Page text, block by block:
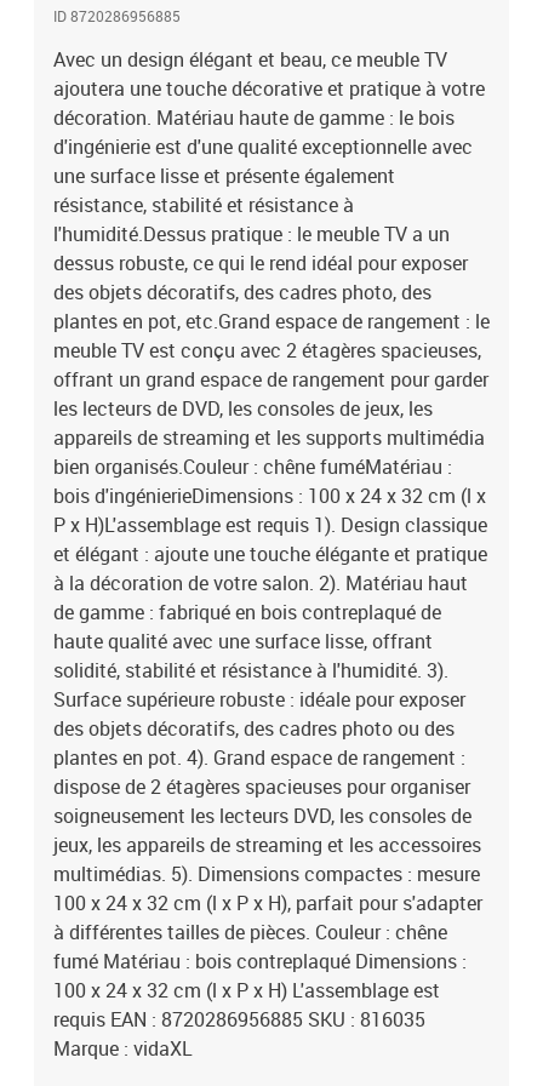
ID 8720286956885
Avec un design élégant et beau, ce meuble TV
ajoutera une touche décorative et pratique à votre
décoration. Matériau haute de gamme : le bois
d'ingénierie est d'une qualité exceptionnelle avec
une surface lisse et présente également
résistance, stabilité et résistance à
l'humidité.Dessus pratique : le meuble TV a un
dessus robuste, ce qui le rend idéal pour exposer
des objets décoratifs, des cadres photo, des
plantes en pot, etc.Grand espace de rangement : le
meuble TV est conçu avec 2 étagères spacieuses,
offrant un grand espace de rangement pour garder
les lecteurs de DVD, les consoles de jeux, les
appareils de streaming et les supports multimédia
bien organisés.Couleur : chêne fuméMatériau :
bois d'ingénierieDimensions : 100 x 24 x 32 cm (l x
P x H)L'assemblage est requis 1). Design classique
et élégant : ajoute une touche élégante et pratique
à la décoration de votre salon. 2). Matériau haut
de gamme : fabriqué en bois contreplaqué de
haute qualité avec une surface lisse, offrant
solidité, stabilité et résistance à l'humidité. 3).
Surface supérieure robuste : idéale pour exposer
des objets décoratifs, des cadres photo ou des
plantes en pot. 4). Grand espace de rangement :
dispose de 2 étagères spacieuses pour organiser
soigneusement les lecteurs DVD, les consoles de
jeux, les appareils de streaming et les accessoires
multimédias. 5). Dimensions compactes : mesure
100 x 24 x 32 cm (l x P x H), parfait pour s'adapter
à différentes tailles de pièces. Couleur : chêne
fumé Matériau : bois contreplaqué Dimensions :
100 x 24 x 32 cm (l x P x H) L'assemblage est
requis EAN : 8720286956885 SKU : 816035
Marque : vidaXL